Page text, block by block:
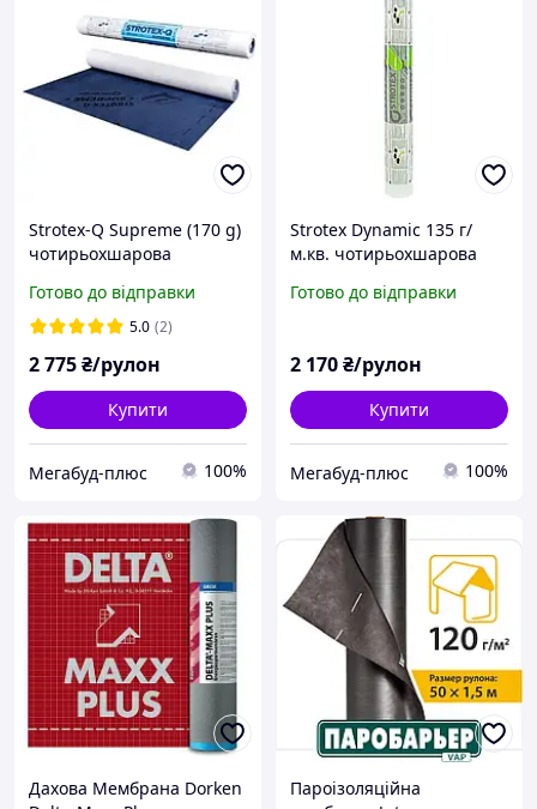
Strotex-Q Supreme (170 g)
чотирьохшарова
покрівельна мембрана,
Стротекс Супрім 170г/
Готово до відправки
5.0 (2)
2 775₴/рулон
Купити
Мегабуд-плюс 100%
Strotex Dynamic 135 г/
м.кв. чотирьохшарова
покрівельна мембрана,
Готово до відправки
2 170₴/рулон
Купити
Мегабуд-плюс 100%
Дахова Мембрана Dorken
Пароізоляційна